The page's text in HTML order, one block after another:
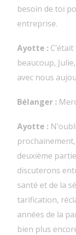
besoin de toi
entreprise.
Ayotte :
beaucoup,
avec nous
Bélanger :
Ayotte :
deuxième
discuterons
santé et de la
tarification,
années de la
bien plus